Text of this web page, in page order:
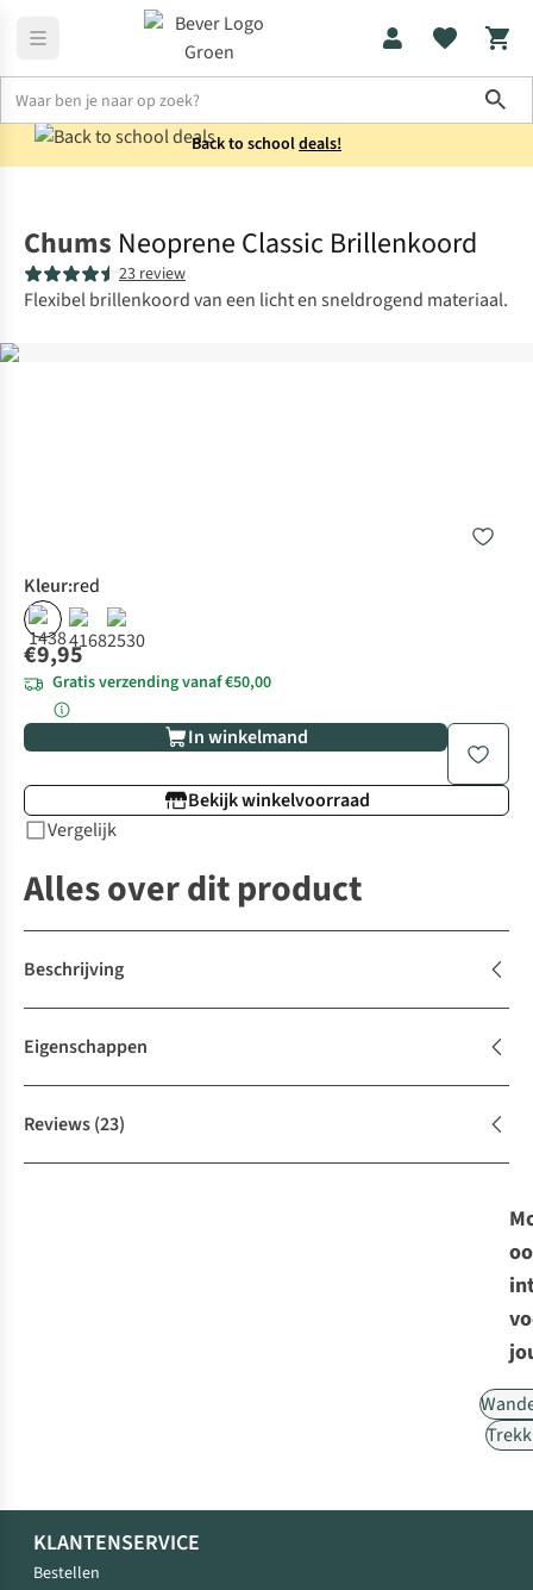
Back to schooldeals!
Chums Neoprene Classic Brillenkoord
23 review
Flexibel brillenkoord van een licht en sneldrogend materiaal.
Kleur:red
€9,95
Gratis verzending vanaf €50,00
In winkelmand
Bekijk winkelvoorraad
Vergelijk
Alles over dit product
Beschrijving
Eigenschappen
Reviews(23)
KLANTENSERVICE
Bestellen